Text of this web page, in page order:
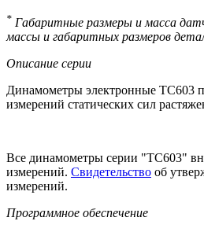
* Габаритные размеры и масса
массы и габаритных размеров
Описание серии
Динамометры электронные ТС603
измерений статических сил
Все динамометры серии "ТС603"
измерений. Свидетельство об
измерений.
Программное обеспечение